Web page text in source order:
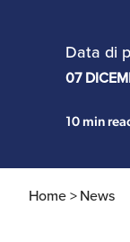
Data di
07
10 min
Home >News